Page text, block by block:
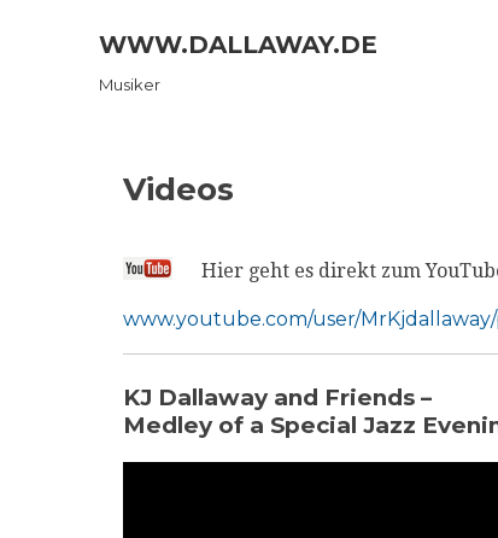
WWW.DALLAWAY.DE
Musiker
Videos
Hier geht es direkt zum
www.youtube.com/user/
KJ Dallaway and Friends –
Medley of a Special Jazz